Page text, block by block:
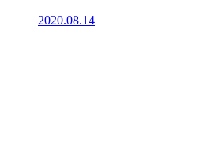
2020.08.14